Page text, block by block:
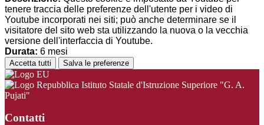
tenere traccia delle preferenze dell'utente per i video di
Youtube incorporati nei siti; può anche determinare se il
visitatore del sito web sta utilizzando la nuova o la vecchia
versione dell'interfaccia di Youtube.
Durata: 6 mesi
Accetta tutti Salva le preferenze
Istituto Statale d'Istruzione Superiore "G. A.
Pujati"
Contatti